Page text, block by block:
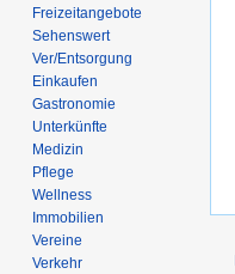
Freizeitangebote
Sehenswert
Ver/Entsorgung
Einkaufen
Gastronomie
Unterkünfte
Medizin
Pflege
Wellness
Immobilien
Vereine
Verkehr